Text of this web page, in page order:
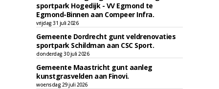
sportpark Hogedijk - VV Egmond te
Egmond-Binnen aan Compeer Infra.
vrijdag 31 juli 2026
Gemeente Dordrecht gunt veldrenovaties
sportpark Schildman aan CSC Sport.
donderdag 30 juli 2026
Gemeente Maastricht gunt aanleg
kunstgrasvelden aan Finovi.
woensdag 29 juli 2026